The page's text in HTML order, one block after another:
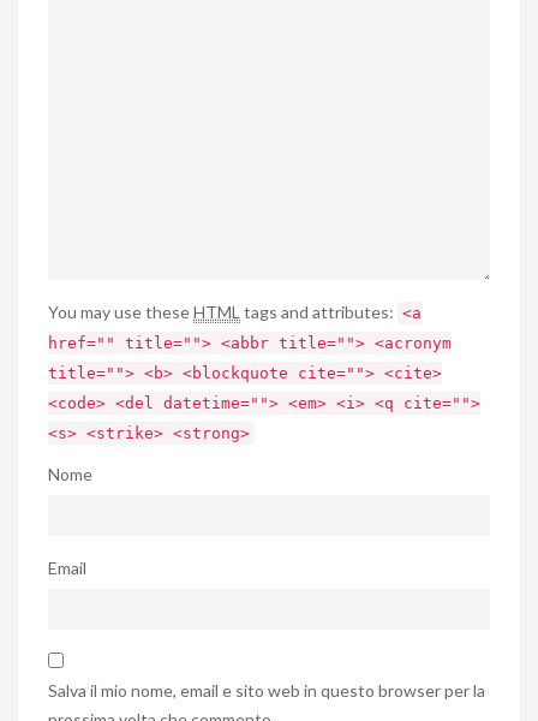
You may use theseHTML tags and attributes: <a
href="" title=""> <abbr title=""> <acronym
title=""> <b> <blockquote cite=""> <cite>
<code> <del datetime=""> <em> <i> <q cite="">
<s> <strike> <strong>
Nome
Email
Salva il mio nome, email e sito web in questo browser per la